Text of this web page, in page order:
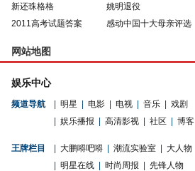
新还珠格格
姚明退役
2011高考试题答案
感动中国十大母亲评选
网站地图
娱乐中心
频道导航 明星 电影 电视 音乐
戏剧
娱乐播报 高清影视 社区 博客
王牌栏目 大鹏嘚吧嘚 潮流实验室
大人物
明星在线 时尚周报
先锋人物